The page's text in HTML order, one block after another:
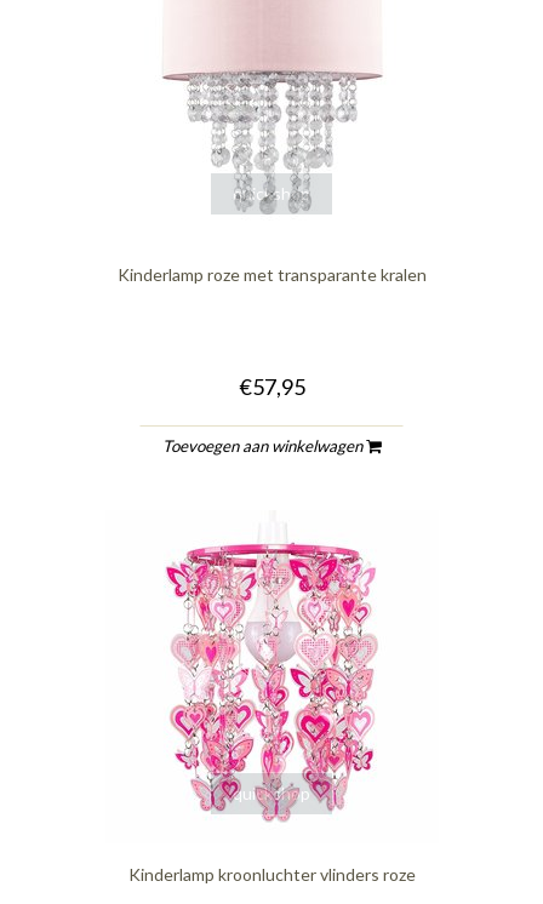
quickshop
Kinderlamp roze met transparante kralen
€57,95
Toevoegen aan winkelwagen
quickshop
Kinderlamp kroonluchter vlinders roze